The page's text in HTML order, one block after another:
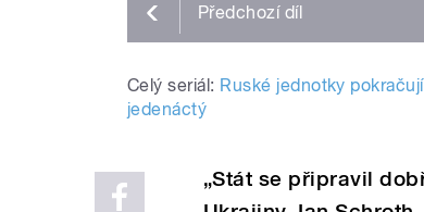
Předchozí díl
Celý seriál: Ruské jednotky
jedenáctý
„Stát se připravil